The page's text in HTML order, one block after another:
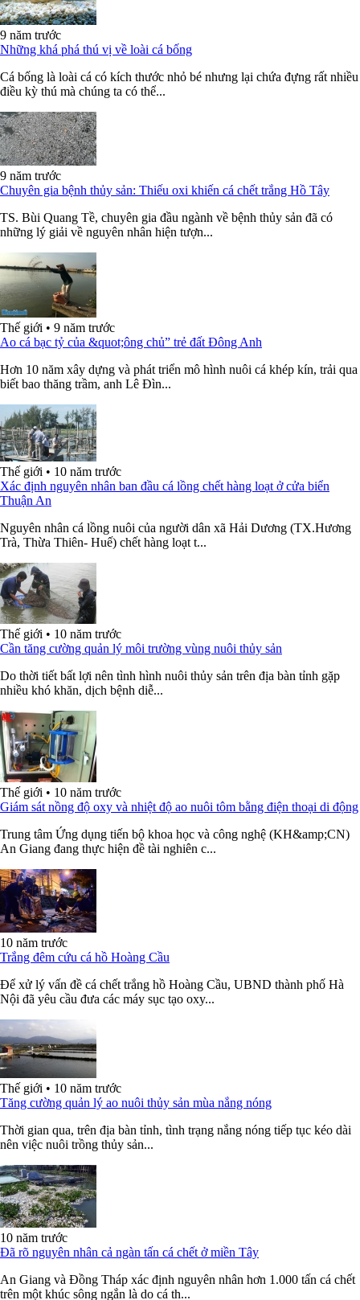
9 năm trước
Những khá phá thú vị về loài cá bống
Cá bống là loài cá có kích thước nhỏ bé nhưng lại chứa đựng rất nhiều
điều kỳ thú mà chúng ta có thể...
9 năm trước
Chuyên gia bệnh thủy sản: Thiếu oxi khiến cá chết trắng Hồ Tây
TS. Bùi Quang Tề, chuyên gia đầu ngành về bệnh thủy sản đã có
những lý giải về nguyên nhân hiện tượn...
Thế giới • 9 năm trước
Ao cá bạc tỷ của &quot;ông chủ” trẻ đất Đông Anh
Hơn 10 năm xây dựng và phát triển mô hình nuôi cá khép kín, trải qua
biết bao thăng trầm, anh Lê Đìn...
Thế giới • 10 năm trước
Xác định nguyên nhân ban đầu cá lồng chết hàng loạt ở cửa biển
Thuận An
Nguyên nhân cá lồng nuôi của người dân xã Hải Dương (TX.Hương
Trà, Thừa Thiên- Huế) chết hàng loạt t...
Thế giới • 10 năm trước
Cần tăng cường quản lý môi trường vùng nuôi thủy sản
Do thời tiết bất lợi nên tình hình nuôi thủy sản trên địa bàn tỉnh gặp
nhiều khó khăn, dịch bệnh diễ...
Thế giới • 10 năm trước
Giám sát nồng độ oxy và nhiệt độ ao nuôi tôm bằng điện thoại di động
Trung tâm Ứng dụng tiến bộ khoa học và công nghệ (KH&amp;CN)
An Giang đang thực hiện đề tài nghiên c...
10 năm trước
Trắng đêm cứu cá hồ Hoàng Cầu
Để xử lý vấn đề cá chết trắng hồ Hoàng Cầu, UBND thành phố Hà
Nội đã yêu cầu đưa các máy sục tạo oxy...
Thế giới • 10 năm trước
Tăng cường quản lý ao nuôi thủy sản mùa nắng nóng
Thời gian qua, trên địa bàn tỉnh, tình trạng nắng nóng tiếp tục kéo dài
nên việc nuôi trồng thủy sản...
10 năm trước
Đã rõ nguyên nhân cả ngàn tấn cá chết ở miền Tây
An Giang và Đồng Tháp xác định nguyên nhân hơn 1.000 tấn cá chết
trên một khúc sông ngắn là do cá th...